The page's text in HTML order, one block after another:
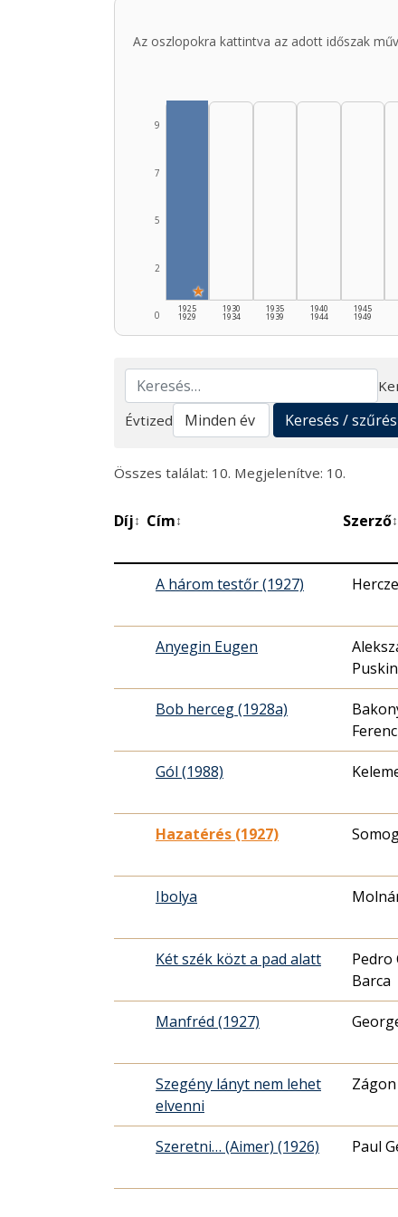
Az oszlopokra kattintva az adott időszak
0
2
5
7
9
★
1925
1929
1930
1934
1935
1939
1940
1944
1945
1949
Keresés
Évtized
Keresés / szűrés
Összes találat: 10. Megjelenítve: 10.
Díj↕ Cím↕ Szerző↕
A három testőr (1927)
Anyegin Eugen
Puskin
Bob herceg (1928a)
Ferenc
Gól (1988)
Hazatérés (1927)
Ibolya
Két szék közt a pad alatt
Pedro
Barca
Manfréd (1927)
Szegény lányt nem lehet
elvenni
Szeretni… (Aimer) (1926) Paul